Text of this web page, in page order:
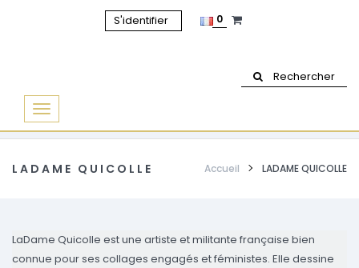
S'identifier 0
Rechercher
Basculer
la
LADAME QUICOLLE Accueil LADAME QUICOLLE
LaDame Quicolle est une artiste et militante française bien
connue pour ses collages engagés et féministes. Elle dessine